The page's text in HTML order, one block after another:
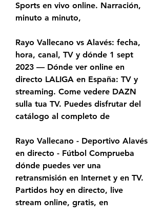
Sports en vivo online. Narración,
minuto a minuto,
Rayo Vallecano vs Alavés: fecha,
hora, canal, TV y dónde 1 sept
2023 — Dónde ver online en
directo LALIGA en España: TV y
streaming. Come vedere DAZN
sulla tua TV. Puedes disfrutar del
catálogo al completo de
Rayo Vallecano - Deportivo Alavés
en directo - Fútbol Comprueba
dónde puedes ver una
retransmisión en Internet y en TV.
Partidos hoy en directo, live
stream online, gratis, en